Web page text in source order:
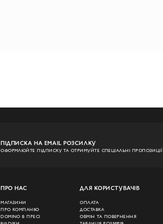
ПІДПИСКА НА EMAIL РОЗСИЛКУ
ОФОРМЛЮЙТЕ ПІДПИСКУ ТА ОТРИМУЙТЕ СПЕЦІАЛЬНІ ПРОПОЗИЦІЇ
ПРО НАС
МАГАЗИНИ
ПРО КОМПАНІЮ
DOMINO В ПРЕСІ
ДЛЯ КОРИСТУВАЧІВ
ОПЛАТА
ДОСТАВКА
ОБМІН ТА ПОВЕРНЕННЯ